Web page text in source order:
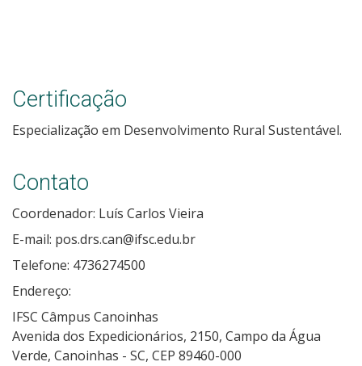
Certificação
Especialização em Desenvolvimento Rural Sustentável.
Contato
Coordenador: Luís Carlos Vieira
E-mail: pos.drs.can@ifsc.edu.br
Telefone: 4736274500
Endereço:
IFSC Câmpus Canoinhas
Avenida dos Expedicionários, 2150, Campo da Água
Verde, Canoinhas - SC, CEP 89460-000